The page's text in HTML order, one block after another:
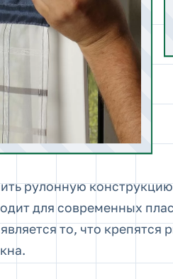
рулонную
для современных
то, что крепятся